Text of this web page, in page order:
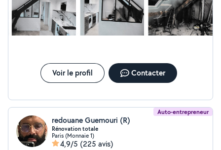
Voir le profil Contacter
Auto-entrepreneur
redouane Guemouri (R)
Rénovation totale
Paris (Monnaie 1)
4,9/5 (225 avis)